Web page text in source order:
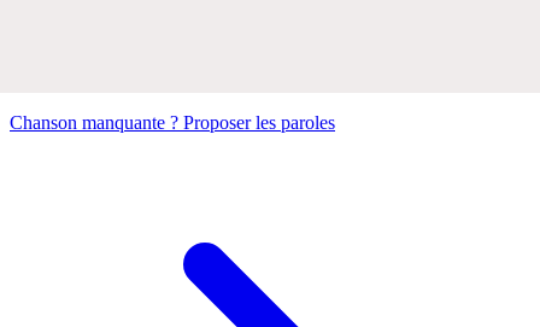
Chanson manquante ? Proposer les paroles